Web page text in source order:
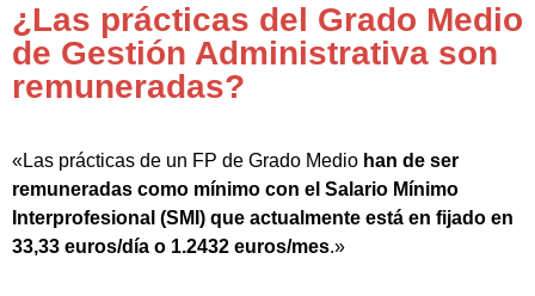
¿Las prácticas del Grado Medio
de Gestión Administrativa son
remuneradas?
«Las prácticas de un FP de Grado Medio han de ser
remuneradas como mínimo con el Salario Mínimo
Interprofesional (SMI) que actualmente está en fijado en
33,33 euros/día o 1.2432 euros/mes.»